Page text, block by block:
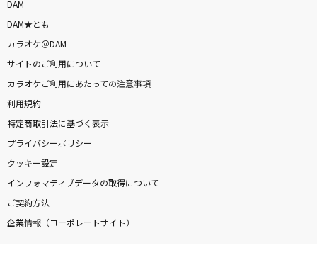
DAM
DAM★とも
カラオケ＠DAM
サイトのご利用について
カラオケご利用にあたっての注意事項
利用規約
特定商取引法に基づく表示
プライバシーポリシー
クッキー設定
インフォマティブデータの取得について
ご契約方法
企業情報（コーポレートサイト）